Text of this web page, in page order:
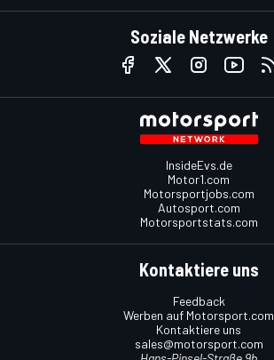
Soziale Netzwerke
InsideEvs.de
Motor1.com
Motorsportjobs.com
Autosport.com
Motorsportstats.com
Kontaktiere uns
Feedback
Werben auf Motorsport.com
Kontaktiere uns
sales@motorsport.com